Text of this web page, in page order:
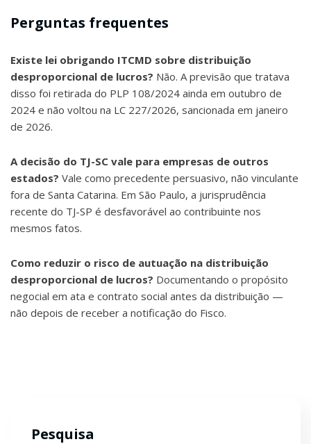
Perguntas frequentes
Existe lei obrigando ITCMD sobre distribuição
desproporcional de lucros? Não. A previsão que tratava
disso foi retirada do PLP 108/2024 ainda em outubro de
2024 e não voltou na LC 227/2026, sancionada em janeiro
de 2026.
A decisão do TJ-SC vale para empresas de outros
estados? Vale como precedente persuasivo, não vinculante
fora de Santa Catarina. Em São Paulo, a jurisprudência
recente do TJ-SP é desfavorável ao contribuinte nos
mesmos fatos.
Como reduzir o risco de autuação na distribuição
desproporcional de lucros? Documentando o propósito
negocial em ata e contrato social antes da distribuição —
não depois de receber a notificação do Fisco.
Pesquisa